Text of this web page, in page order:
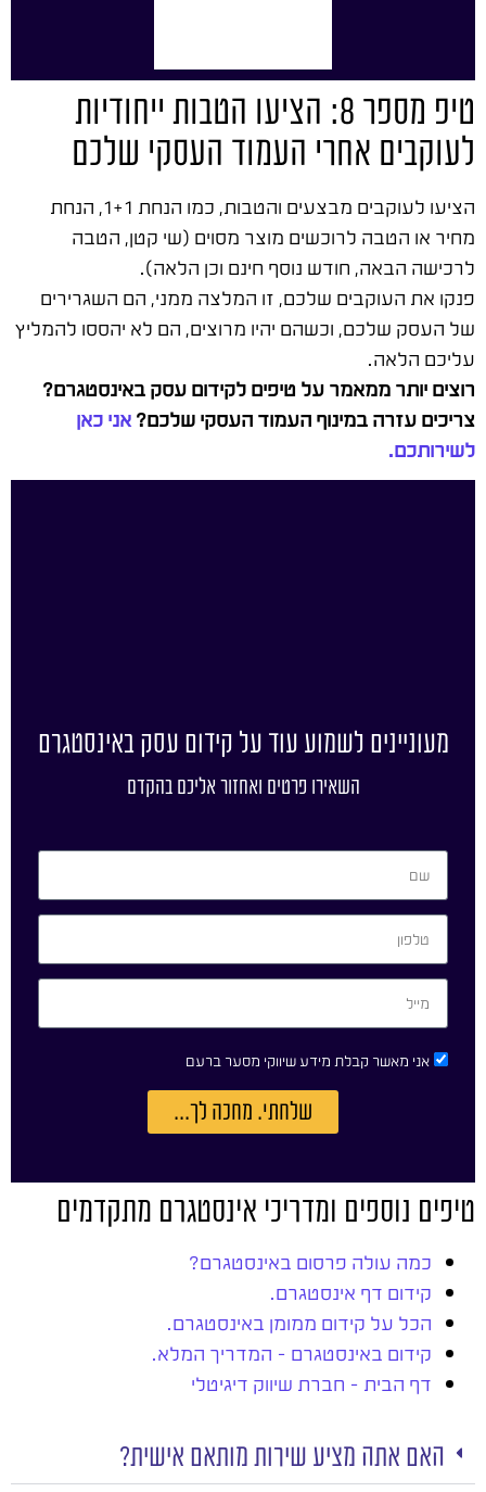
טיפ מספר 8: הציעו הטבות ייחודיות
לעוקבים אחרי העמוד העסקי שלכם
הציעו לעוקבים מבצעים והטבות, כמו הנחת 1+1, הנחת
מחיר או הטבה לרוכשים מוצר מסוים (שי קטן, הטבה
לרכישה הבאה, חודש נוסף חינם וכן הלאה).
פנקו את העוקבים שלכם, זו המלצה ממני, הם השגרירים
של העסק שלכם, וכשהם יהיו מרוצים, הם לא יהססו להמליץ
עליכם הלאה.
רוצים יותר ממאמר על טיפים לקידום עסק באינסטגרם?
צריכים עזרה במינוף העמוד העסקי שלכם?אני כאן
לשירותכם.
מעוניינים לשמוע עוד על קידום עסק באינסטגרם
השאירו פרטים ואחזור אליכם בהקדם
אני מאשר קבלת מידע שיווקי מסער ברעם
שלחתי. מחכה לך...
טיפים נוספים ומדריכי אינסטגרם מתקדמים
כמה עולה פרסום באינסטגרם?
קידום דף אינסטגרם.
הכל על קידום ממומן באינסטגרם.
קידום באינסטגרם – המדריך המלא.
דף הבית – חברת שיווק דיגיטלי
האם אתה מציע שירות מותאם אישית?